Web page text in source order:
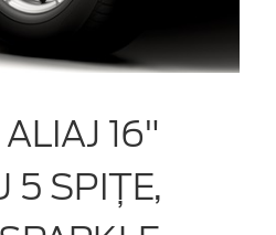
16"
5 SPIȚE,